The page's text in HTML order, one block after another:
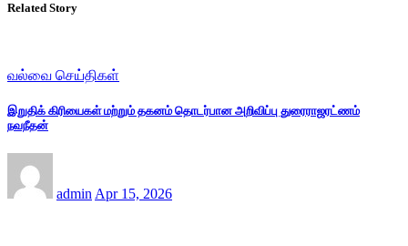
Related Story
வல்வை செய்திகள்
இறுதிக் கிரியைகள் மற்றும் தகனம் தொடர்பான அறிவிப்பு துரைராஜரட்ணம்
நவநீதன்
admin Apr 15, 2026